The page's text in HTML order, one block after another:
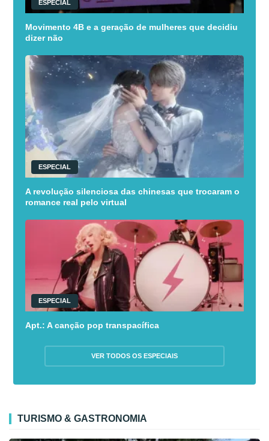
ESPECIAL
Movimento 4B e a geração de mulheres que decidiu
dizer não
ESPECIAL
A revolução silenciosa das chinesas que trocaram o
romance real pelo virtual
ESPECIAL
Apt.: A canção pop transpacífica
VER TODOS OS ESPECIAIS
TURISMO & GASTRONOMIA